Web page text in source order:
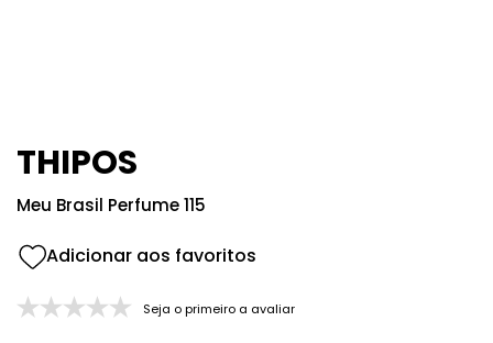
THIPOS
Meu Brasil Perfume 115
Seja o primeiro a avaliar